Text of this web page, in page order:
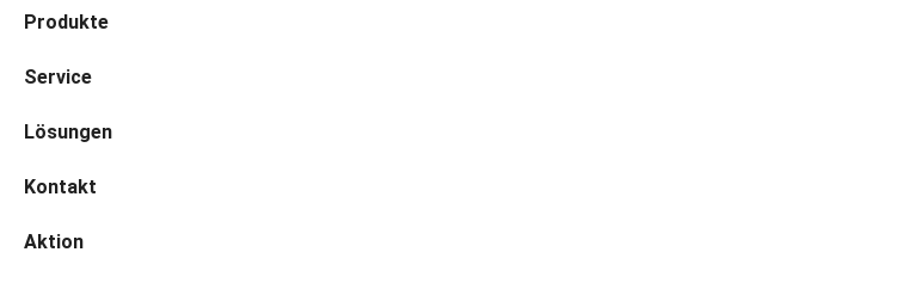
Produkte
Service
Lösungen
Kontakt
Aktion